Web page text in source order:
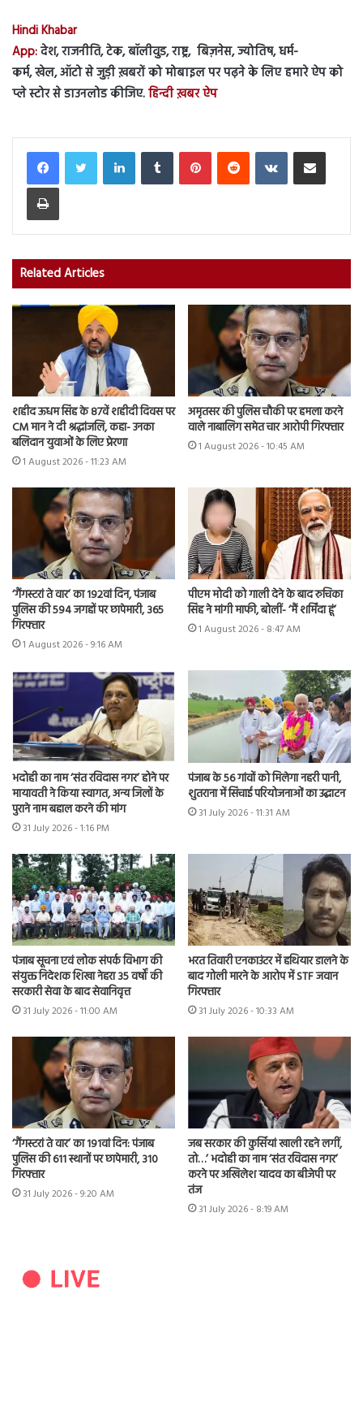
Hindi Khabar
App:देश, राजनीति, टेक, बॉलीवुड, राष्ट्र, बिज़नेस, ज्योतिष, धर्म-
कर्म, खेल, ऑटो से जुड़ी ख़बरों को मोबाइल पर पढ़ने के लिए हमारे ऐप को
प्ले स्टोर से डाउनलोड कीजिए.हिन्दी ख़बर ऐप
LinkedInTumblr PinterestReddit VKontakteShare via Email
Print
Related Articles
शहीद ऊधम सिंह के 87वें शहीदी दिवस पर
CM मान ने दी श्रद्धांजलि, कहा- उनका
बलिदान युवाओं के लिए प्रेरणा
1 August 2026 - 11:23 AM
अमृतसर की पुलिस चौकी पर हमला करने
वाले नाबालिग समेत चार आरोपी गिरफ्तार
1 August 2026 - 10:45 AM
‘गैंगस्टरां ते वार’ का 192वां दिन, पंजाब
पुलिस की 594 जगहों पर छापेमारी, 365
गिरफ्तार
1 August 2026 - 9:16 AM
पीएम मोदी को गाली देने के बाद रुचिका
सिंह ने मांगी माफी, बोलीं- ‘मैं शर्मिंदा हूं’
1 August 2026 - 8:47 AM
भदोही का नाम ‘संत रविदास नगर’ होने पर
मायावती ने किया स्वागत, अन्य जिलों के
पुराने नाम बहाल करने की मांग
31 July 2026 - 1:16 PM
पंजाब के 56 गांवों को मिलेगा नहरी पानी,
शुतराना में सिंचाई परियोजनाओं का उद्घाटन
31 July 2026 - 11:31 AM
पंजाब सूचना एवं लोक संपर्क विभाग की
संयुक्त निदेशक शिखा नेहरा 35 वर्षों की
सरकारी सेवा के बाद सेवानिवृत्त
31 July 2026 - 11:00 AM
भरत तिवारी एनकाउंटर में हथियार डालने के
बाद गोली मारने के आरोप में STF जवान
गिरफ्तार
31 July 2026 - 10:33 AM
‘गैंगस्टरां ते वार’ का 191वां दिन: पंजाब
पुलिस की 611 स्थानों पर छापेमारी, 310
गिरफ्तार
31 July 2026 - 9:20 AM
जब सरकार की कुर्सियां खाली रहने लगीं,
तो…’ भदोही का नाम ‘संत रविदास नगर’
करने पर अखिलेश यादव का बीजेपी पर
तंज
31 July 2026 - 8:19 AM